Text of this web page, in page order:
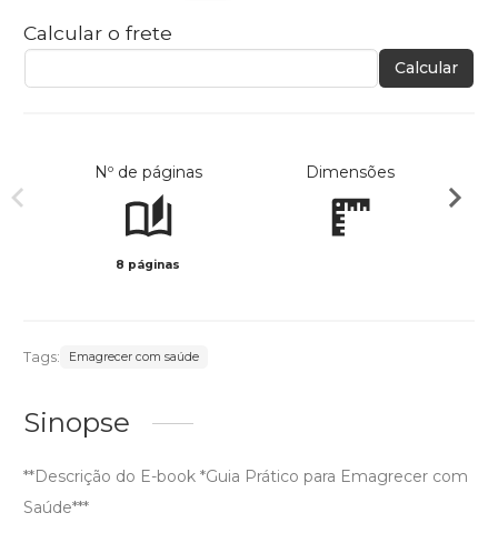
Calcular o frete
Calcular
Nº de páginas
8 páginas
Dimensões
Tags: Emagrecer com saúde
Sinopse
**Descrição do E-book *Guia Prático para Emagrecer com
Saúde***